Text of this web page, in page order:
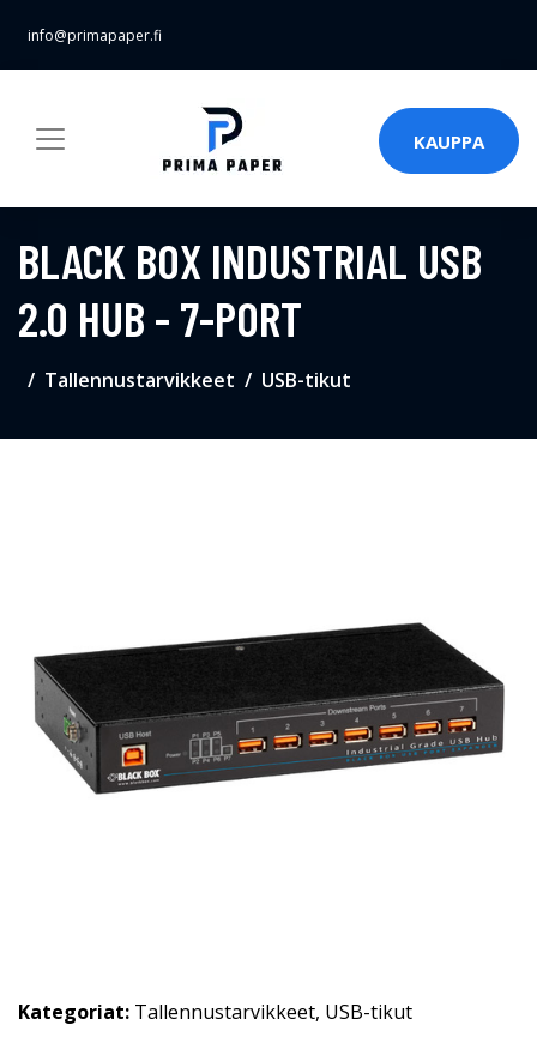
info@primapaper.fi
KAUPPA
BLACK BOX INDUSTRIAL USB
2.0 HUB - 7-PORT
Tallennustarvikkeet USB-tikut
Kategoriat: Tallennustarvikkeet, USB-tikut